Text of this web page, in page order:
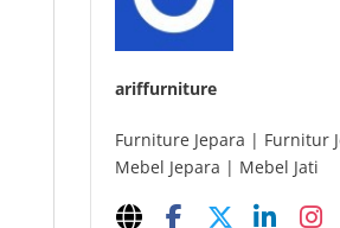
ariffurniture
Furniture Jepara | Furnitur
Mebel Jepara | Mebel Jati